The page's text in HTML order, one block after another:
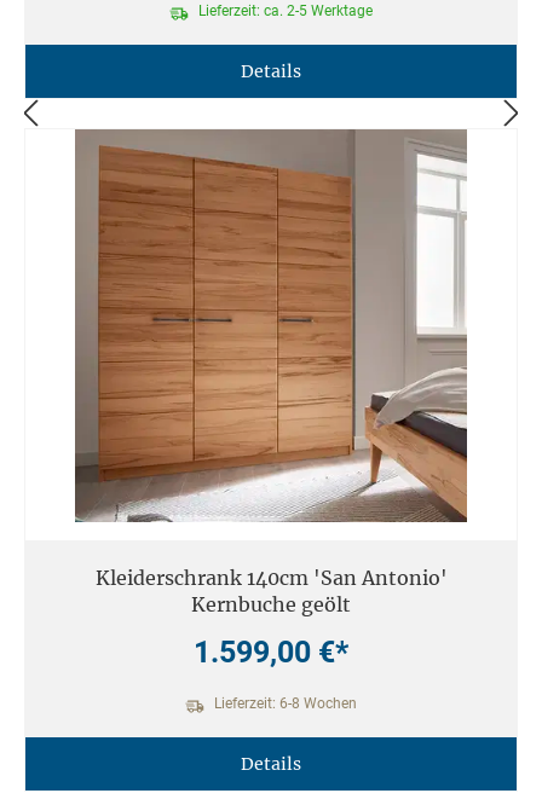
Lieferzeit: ca. 2-5 Werktage
Details
Kleiderschrank 140cm 'San Antonio'
Kernbuche geölt
1.599,00 €*
Lieferzeit: 6-8 Wochen
Details